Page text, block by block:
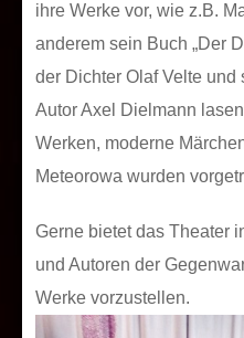
ihre Werke vor, wie z.B.
anderem sein Buch „Der
der Dichter Olaf Velte
Autor Axel Dielmann
Werken, moderne
Meteorowa wurden
Gerne bietet das Theater
und Autoren der
Werke vorzustellen.